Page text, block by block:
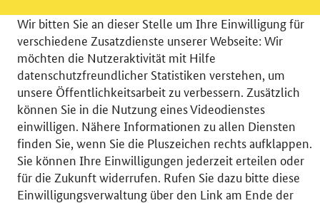
© 2026 Bundesministerium für Wirtschaft und Energie
RSS
Benutzerhinweise
Inhaltsverzeichnis
Impressum
Barrierefreiheit
Datenschutz
Einwilligungsverwaltung
Wir bitten Sie an dieser Stelle um Ihre Einwilligung für
verschiedene Zusatzdienste unserer Webseite: Wir
möchten die Nutzeraktivität mit Hilfe
datenschutzfreundlicher Statistiken verstehen, um
unsere Öffentlichkeitsarbeit zu verbessern. Zusätzlich
können Sie in die Nutzung eines Videodienstes
einwilligen. Nähere Informationen zu allen Diensten
finden Sie, wenn Sie die Pluszeichen rechts aufklappen.
Sie können Ihre Einwilligungen jederzeit erteilen oder
für die Zukunft widerrufen. Rufen Sie dazu bitte diese
Einwilligungsverwaltung über den Link am Ende der